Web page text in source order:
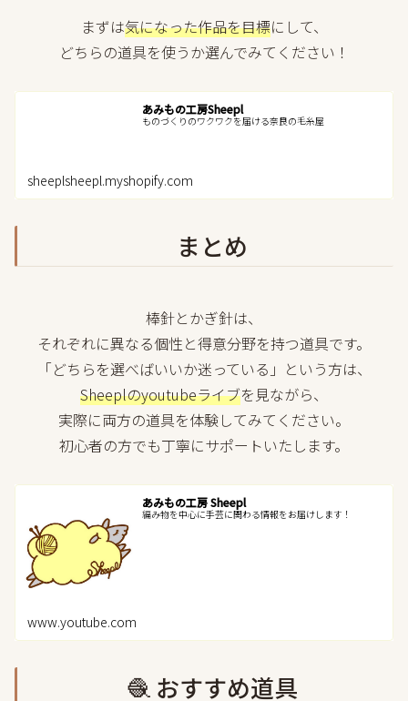
まずは気になった作品を目標にして、
どちらの道具を使うか選んでみてください！
あみもの工房Sheepl
ものづくりのワクワクを届ける奈良の毛糸屋
sheeplsheepl.myshopify.com
まとめ
棒針とかぎ針は、
それぞれに異なる個性と得意分野を持つ道具です。
「どちらを選べばいいか迷っている」という方は、
Sheeplのyoutubeライブを見ながら、
実際に両方の道具を体験してみてください。
初心者の方でも丁寧にサポートいたします。
あみもの工房 Sheepl
編み物を中心に手芸に関わる情報をお届けします！
www.youtube.com
🧶 おすすめ道具